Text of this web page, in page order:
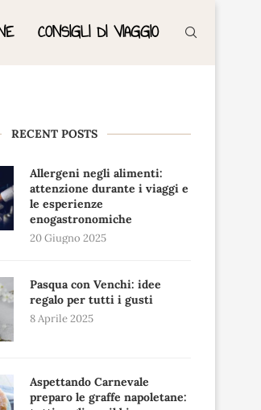
CONSIGLI DI VIAGGIO
RECENT POSTS
Allergeni negli alimenti:
attenzione durante i viaggi e
le esperienze
enogastronomiche
20 Giugno 2025
Pasqua con Venchi: idee
regalo per tutti i gusti
8 Aprile 2025
Aspettando Carnevale
preparo le graffe napoletane: